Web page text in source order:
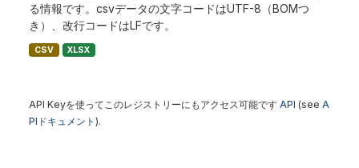
る情報です。csvデータの文字コードはUTF-8（BOMつ
き）、改行コードはLFです。
CSV XLSX
API Keyを使ってこのレジストリーにもアクセス可能です API (see A
PIドキュメント ).